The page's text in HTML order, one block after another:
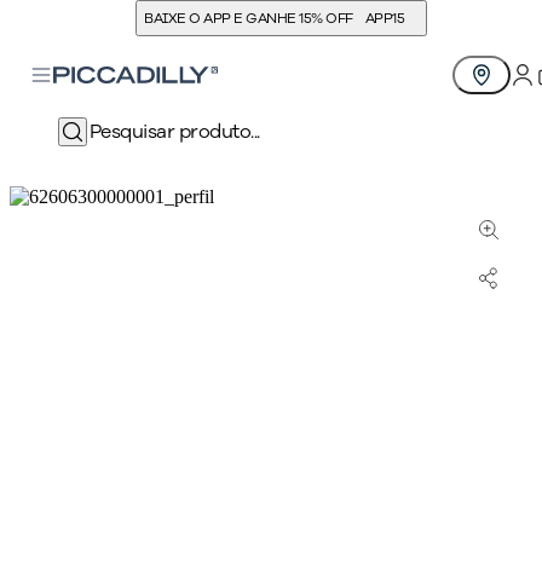
BAIXE O APP E GANHE 15% OFF APP15